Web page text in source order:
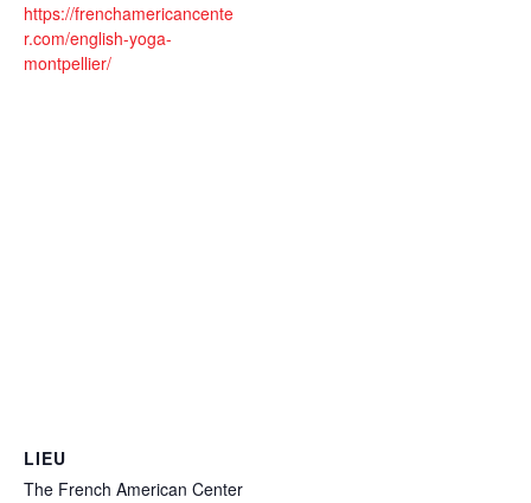
https://frenchamericancente
r.com/english-yoga-
montpellier/
LIEU
The French American Center